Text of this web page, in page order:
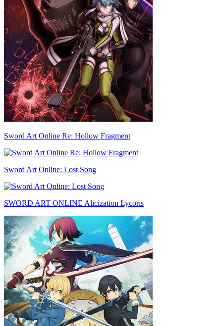
Sword Art Online Re: Hollow Fragment
Sword Art Online: Lost Song
SWORD ART ONLINE Alicization Lycoris